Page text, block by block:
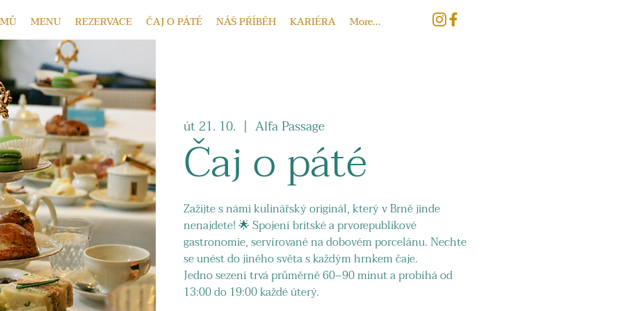
MENU REZERVACE ČAJ O PÁTÉ NÁŠ PŘÍBĚH KARIÉRA More...
út 21. 10.
  |
Alfa Passage
Čaj o páté
Zažijte s námi kulinářský originál, který v Brně jinde
nenajdete! 🌟 Spojení britské a prvorepublikové
gastronomie, servírované na dobovém porcelánu. Nechte
se unést do jiného světa s každým hrnkem čaje.
Jedno sezení trvá průměrně 60–90 minut a probíhá od
13:00 do 19:00 každé úterý.